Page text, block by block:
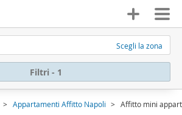
Scegli la zona
Filtri - 1
Appartamenti Affitto Napoli Affitto mini